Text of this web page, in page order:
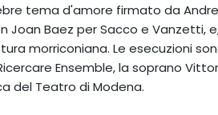
tema d'amore firmato da
Joan Baez per Sacco e Vanzetti,
morriconiana. Le esecuzioni
Ensemble, la soprano
del Teatro di Modena.